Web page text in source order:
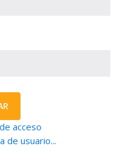
acceso
de usuario...